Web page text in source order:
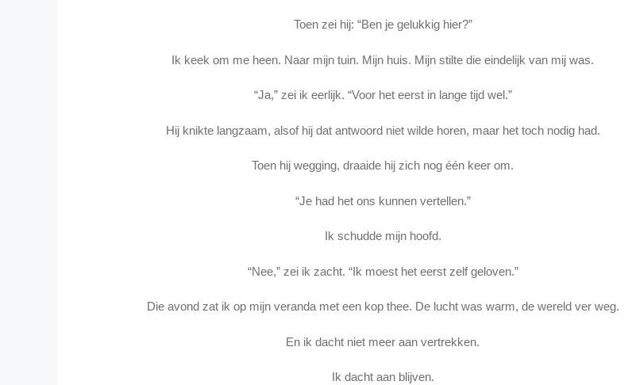
Toen zei hij: “Ben je gelukkig hier?”
Ik keek om me heen. Naar mijn tuin. Mijn huis. Mijn stilte die eindelijk van mij was.
“Ja,” zei ik eerlijk. “Voor het eerst in lange tijd wel.”
Hij knikte langzaam, alsof hij dat antwoord niet wilde horen, maar het toch nodig had.
Toen hij wegging, draaide hij zich nog één keer om.
“Je had het ons kunnen vertellen.”
Ik schudde mijn hoofd.
“Nee,” zei ik zacht. “Ik moest het eerst zelf geloven.”
Die avond zat ik op mijn veranda met een kop thee. De lucht was warm, de wereld ver weg.
En ik dacht niet meer aan vertrekken.
Ik dacht aan blijven.